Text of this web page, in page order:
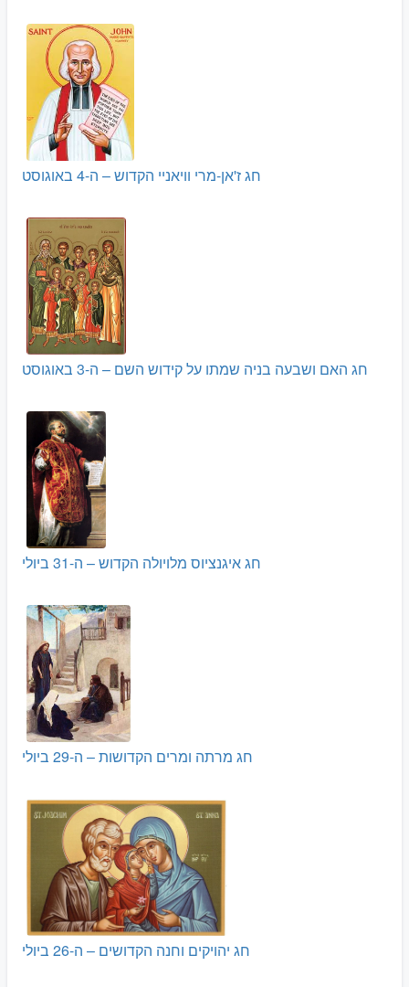
חג ז'אן-מרי וויאניי הקדוש – ה-4 באוגוסט
חג האם ושבעה בניה שמתו על קידוש השם – ה-3 באוגוסט
חג איגנציוס מלויולה הקדוש – ה-31 ביולי
חג מרתה ומרים הקדושות – ה-29 ביולי
חג יהויקים וחנה הקדושים – ה-26 ביולי